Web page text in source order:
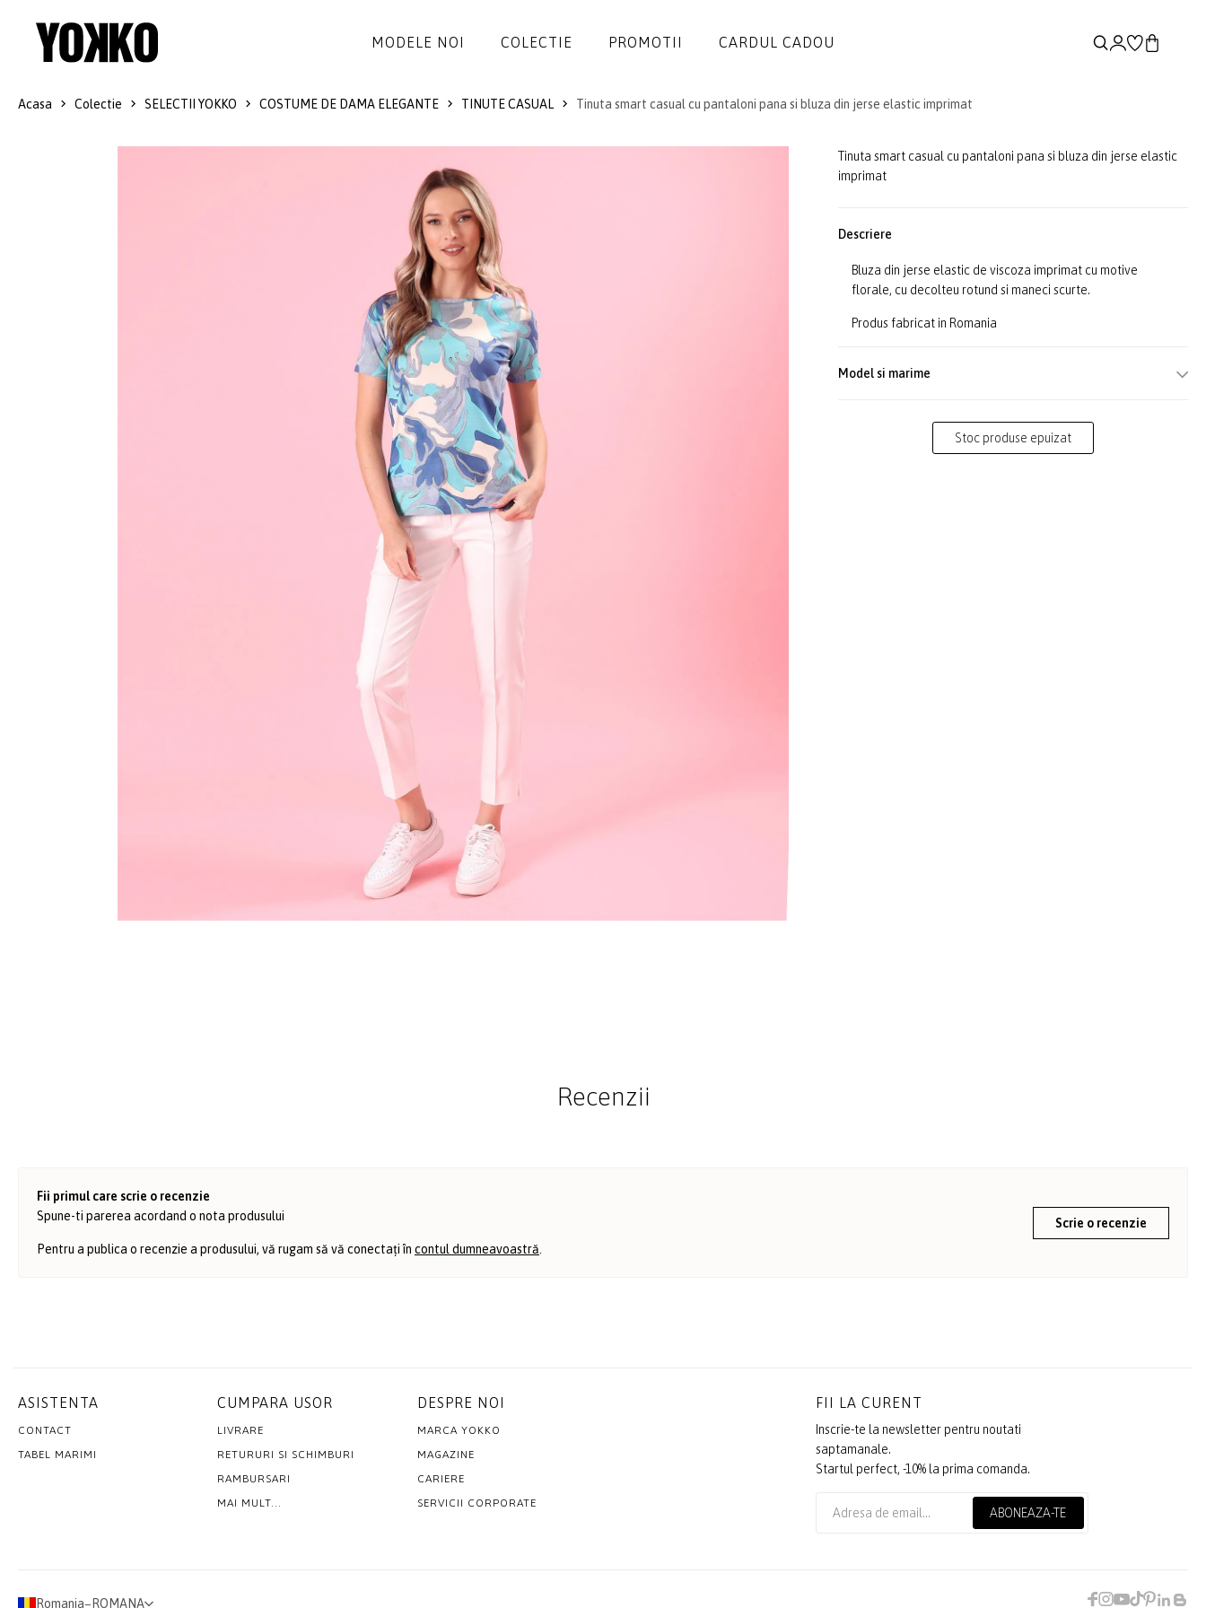
MODELE NOI COLECTIE
SACOURI
JACHETE
FUSTE
PANTALONI
BLUZE
ACCESORII
PROMOTII
ACCESORII
CARDUL CADOU
Acasa Colectie SELECTII YOKKO COSTUME DE DAMA ELEGANTE TINUTE CASUAL Tinuta smart casual cu pantaloni pana si bluza din jerse elastic imprimat
Tinuta smart casual cu pantaloni pana si bluza din jerse elastic
imprimat
Descriere
Bluza din jerse elastic de viscoza imprimat cu motive
florale, cu decolteu rotund si maneci scurte.
Produs fabricat in Romania
Model si marime
Stoc produse epuizat
Recenzii
Fii primul care scrie o recenzie
Spune-ti parerea acordand o nota produsului
Pentru a publica o recenzie a produsului, vă rugam să vă conectați în contul dumneavoastră.
Scrie o recenzie
ASISTENTA
CONTACT
TABEL MARIMI
CUMPARA USOR
LIVRARE
RETURURI SI SCHIMBURI
RAMBURSARI
MAI MULT...
DESPRE NOI
MARCA YOKKO
MAGAZINE
CARIERE
SERVICII CORPORATE
FII LA CURENT
Inscrie-te la newsletter pentru noutati
saptamanale.
Startul perfect, -10% la prima comanda.
ABONEAZA-TE
Romania− ROMANA